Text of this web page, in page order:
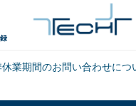
休業期間のお問い合わせにつ